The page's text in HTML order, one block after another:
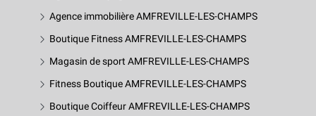
Agence immobilière AMFREVILLE-LES-CHAMPS
Boutique Fitness AMFREVILLE-LES-CHAMPS
Magasin de sport AMFREVILLE-LES-CHAMPS
Fitness Boutique AMFREVILLE-LES-CHAMPS
Boutique Coiffeur AMFREVILLE-LES-CHAMPS